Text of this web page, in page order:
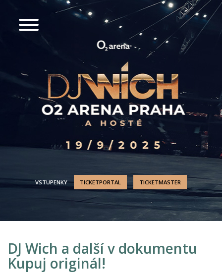
VSTUPENKY TICKETPORTAL TICKETMASTER
DJ Wich a další v dokumentu
Kupuj originál!